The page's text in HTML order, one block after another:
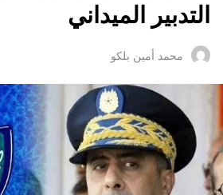
التدبير الميداني
محمد أمين بلكو